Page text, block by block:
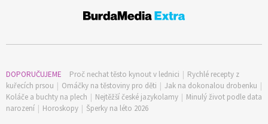
DOPORUČUJEME Proč nechat těsto kynout v lednici | Rychlé recepty z
kuřecích prsou | Omáčky na těstoviny pro děti | Jak na dokonalou drobenku |
Koláče a buchty na plech | Nejtěžší české jazykolamy | Minulý život podle data
narození | Horoskopy | Šperky na léto 2026